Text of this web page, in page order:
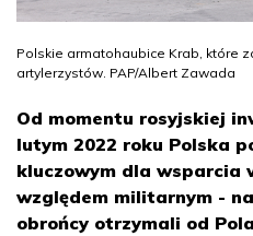
Polskie armatohaubice Krab, które
artylerzystów. PAP/Albert Zawada
Od momentu rosyjskiej
lutym 2022 roku Polska
kluczowym dla wsparcia
względem militarnym -
obrońcy otrzymali od